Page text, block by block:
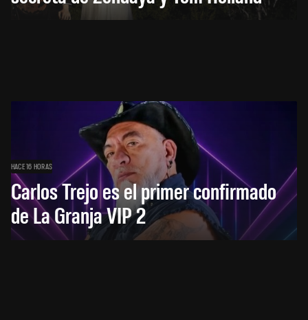
HACE 16 HORAS
Carlos Trejo es el primer confirmado
de La Granja VIP 2